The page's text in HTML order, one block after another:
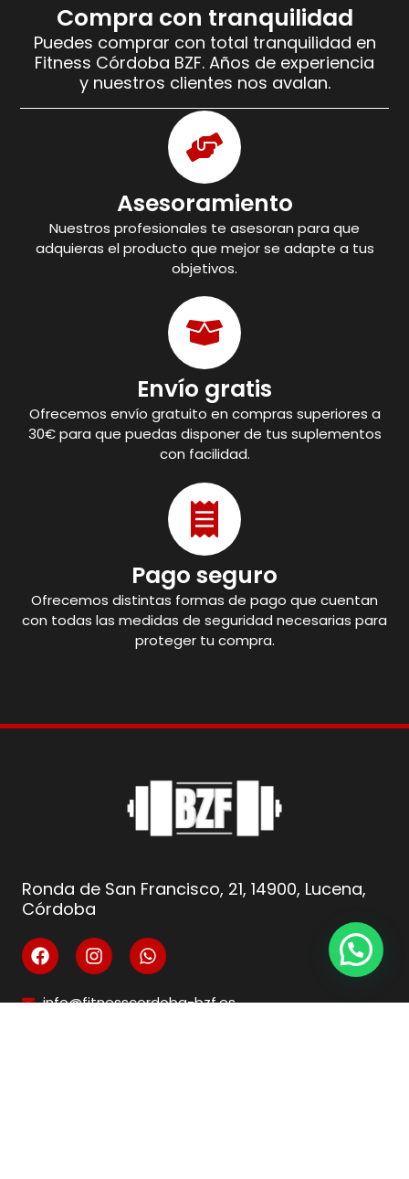
Compra con tranquilidad
Puedes comprar con total tranquilidad en
Fitness Córdoba BZF. Años de experiencia
y nuestros clientes nos avalan.
Asesoramiento
Nuestros profesionales te asesoran para que
adquieras el producto que mejor se adapte a tus
objetivos.
Envío gratis
Ofrecemos envío gratuito en compras superiores a
30€ para que puedas disponer de tus suplementos
con facilidad.
Pago seguro
Ofrecemos distintas formas de pago que cuentan
con todas las medidas de seguridad necesarias para
proteger tu compra.
Ronda de San Francisco, 21, 14900, Lucena,
Córdoba
info@fitnesscordoba-bzf.es